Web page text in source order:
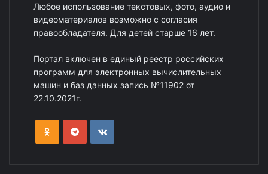
Любое использование текстовых, фото, аудио и
видеоматериалов возможно с согласия
правообладателя. Для детей старше 16 лет.
Портал включен в единый реестр российских
программ для электронных вычислительных
машин и баз данных запись №11902 от
22.10.2021г.